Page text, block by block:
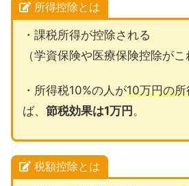
所得控除とは
・課税所得が控除される
（学資保険や医療保険控除がこ
・所得税10%の人が10万円の所
ば、 節税効果は1万円。
税額控除とは